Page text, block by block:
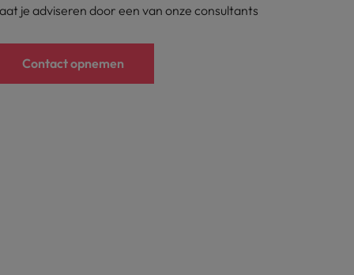
je adviseren door een van onze consultants
Contact opnemen